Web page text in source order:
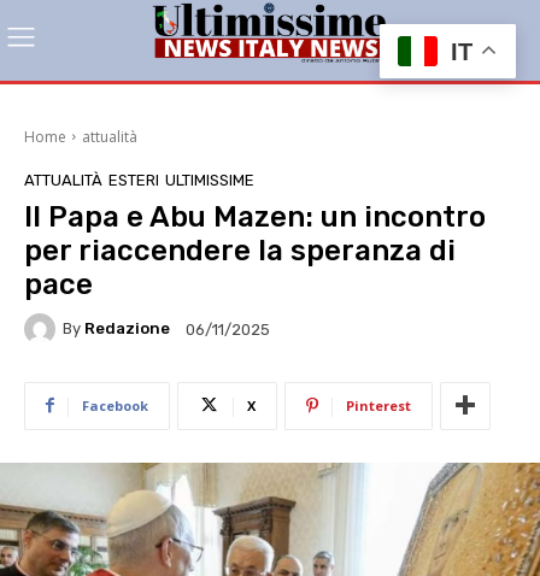
Home attualità
ATTUALITÀ ESTERI ULTIMISSIME
Il Papa e Abu Mazen: un incontro
per riaccendere la speranza di
pace
By Redazione 06/11/2025
Facebook X Pinterest
IT